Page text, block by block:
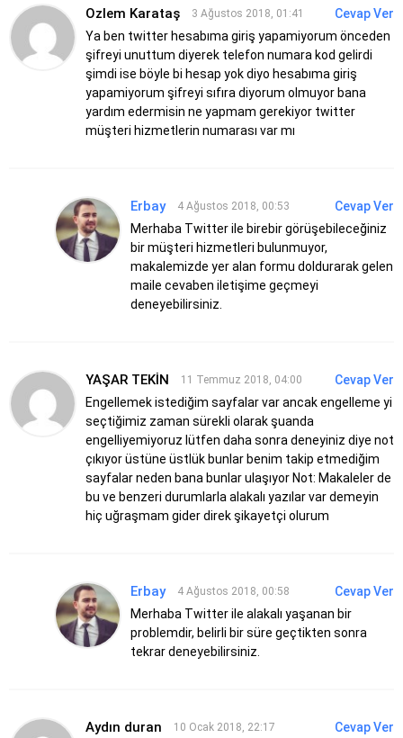
Ozlem Karataş 3 Ağustos 2018, 01:41
Ya ben twitter hesabıma giriş yapamiyorum önceden
şifreyi unuttum diyerek telefon numara kod gelirdi
şimdi ise böyle bi hesap yok diyo hesabıma giriş
yapamiyorum şifreyi sıfıra diyorum olmuyor bana
yardım edermisin ne yapmam gerekiyor twitter
müşteri hizmetlerin numarası var mı
Cevap Ver
Erbay 4 Ağustos 2018, 00:53
Merhaba Twitter ile birebir görüşebileceğiniz
bir müşteri hizmetleri bulunmuyor,
makalemizde yer alan formu doldurarak gelen
maile cevaben iletişime geçmeyi
deneyebilirsiniz.
Cevap Ver
YAŞAR TEKİN 11 Temmuz 2018, 04:00
Engellemek istediğim sayfalar var ancak engelleme yi
seçtiğimiz zaman sürekli olarakşuanda
engelliyemiyoruz lütfen daha sonra deneyiniz diye not
çıkıyor üstüne üstlük bunlar benim takip etmediğim
sayfalar neden bana bunlar ulaşıyor Not: Makaleler de
bu ve benzeri durumlarla alakalı yazılar var demeyin
hiç uğraşmam gider direk şikayetçi olurum
Cevap Ver
Erbay 4 Ağustos 2018, 00:58
Merhaba Twitter ile alakalı yaşanan bir
problemdir, belirli bir süre geçtikten sonra
tekrar deneyebilirsiniz.
Cevap Ver
Aydın duran 10 Ocak 2018, 22:17 Cevap Ver